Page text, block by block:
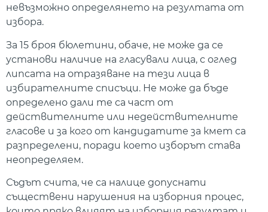
невъзможно определянето на резултата от
избора.
За 15 броя бюлетини, обаче, не може да се
установи наличие на гласували лица, с оглед
липсата на отразяване на тези лица в
избирателните списъци. Не може да бъде
определено дали те са част от
действителните или недействителните
гласове и за кого от кандидатите за кмет са
разпределени, поради което изборът става
неопределяем.
Съдът счита, че са налице допуснати
съществени нарушения на изборния процес,